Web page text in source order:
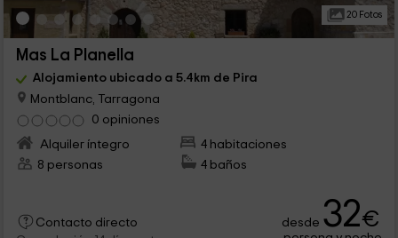
20 Fotos
Mas La Planella
Alojamiento ubicado a 5.4km de Pira
Montblanc, Tarragona
0 opiniones
Alquiler íntegro
4 habitaciones
8 personas
4 baños
Contacto directo
desde 32€